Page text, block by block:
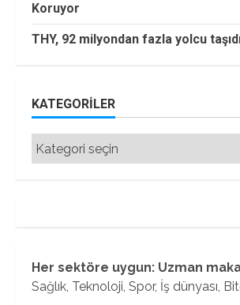
Koruyor
THY, 92 milyondan fazla yolcu
KATEGORILER
Kategoriler
Her sektöre uygun: Uzman
Sağlık, Teknoloji, Spor, İş dünyası,